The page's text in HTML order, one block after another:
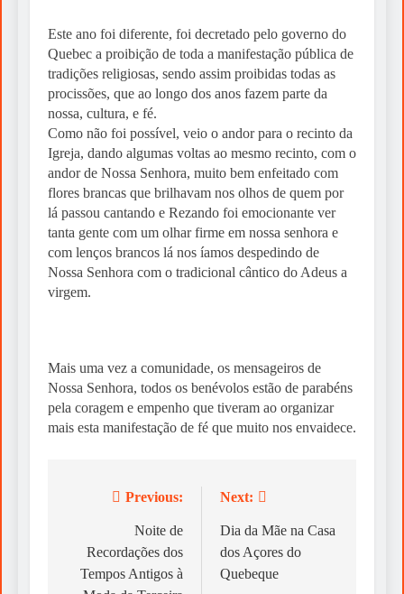
Este ano foi diferente, foi decretado pelo governo do
Quebec a proibição de toda a manifestação pública de
tradições religiosas, sendo assim proibidas todas as
procissões, que ao longo dos anos fazem parte da
nossa, cultura, e fé.
Como não foi possível, veio o andor para o recinto da
Igreja, dando algumas voltas ao mesmo recinto, com o
andor de Nossa Senhora, muito bem enfeitado com
flores brancas que brilhavam nos olhos de quem por
lá passou cantando e Rezando foi emocionante ver
tanta gente com um olhar firme em nossa senhora e
com lenços brancos lá nos íamos despedindo de
Nossa Senhora com o tradicional cântico do Adeus a
virgem.
Mais uma vez a comunidade, os mensageiros de
Nossa Senhora, todos os benévolos estão de parabéns
pela coragem e empenho que tiveram ao organizar
mais esta manifestação de fé que muito nos envaidece.
navigation
Previous:
Noite de
Recordações dos
Tempos Antigos à
Next:
Dia da Mãe na Casa
dos Açores do
Quebeque